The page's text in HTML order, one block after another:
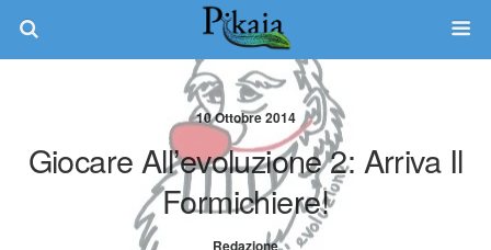
10 Ottobre 2014
Giocare All’evoluzione 2: Arriva Il
Formichiere!
Redazione